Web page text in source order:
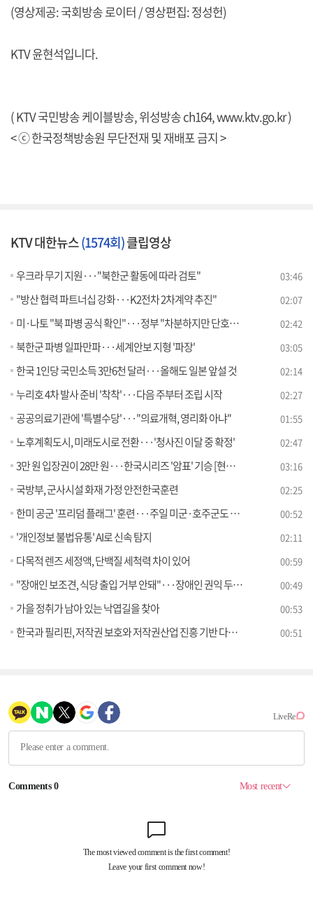
(영상제공: 국회방송 로이터 / 영상편집: 정성헌)
KTV 윤현석입니다.
( KTV 국민방송 케이블방송, 위성방송 ch164,www.ktv.go.kr)
< ⓒ 한국정책방송원 무단전재 및 재배포 금지 >
KTV 대한뉴스(1574회)클립영상
우크라 무기 지원···"북한군 활동에 따라 검토" 03:46
"방산 협력 파트너십 강화···K2전차 2차계약 추진" 02:07
미·나토 "북 파병 공식 확인"···정부 "차분하지만 단호한 대응" 02:42
북한군 파병 일파만파···세계안보 지형 '파장' 03:05
한국 1인당 국민소득 3만6천 달러···올해도 일본 앞설 것 02:14
누리호 4차 발사 준비 '착착'···다음 주부터 조립 시작 02:27
공공의료기관에 '특별수당'···"의료개혁, 영리화 아냐" 01:55
노후계획도시, 미래도시로 전환···'청사진 이달 중 확정' 02:47
3만 원 입장권이 28만 원···한국시리즈 '암표' 기승 [현장고발] 03:16
국방부, 군사시설 화재 가정 안전한국훈련 02:25
한미 공군 '프리덤 플래그' 훈련···주일 미군·호주군도 참여 00:52
'개인정보 불법유통' AI로 신속 탐지 02:11
다목적 렌즈 세정액, 단백질 세척력 차이 있어 00:59
"장애인 보조견, 식당 출입 거부 안돼"···장애인 권익 두텁게 00:49
가을 정취가 남아 있는 낙엽길을 찾아 00:53
한국과 필리핀, 저작권 보호와 저작권산업 진흥 기반 다진다 00:51